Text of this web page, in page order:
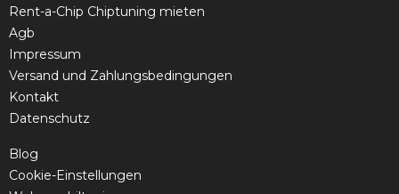
Rent-a-Chip Chiptuning mieten
Agb
Impressum
Versand und Zahlungsbedingungen
Kontakt
Datenschutz
Blog
Cookie-Einstellungen